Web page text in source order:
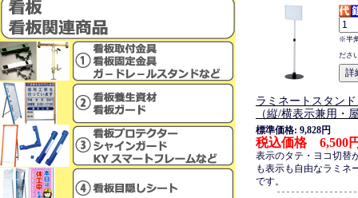
※半
ださ
ラミネートスタン
（縦/横表示兼用・
標準価格: 9,828円
税込価格 6,500
表示のタテ・ヨコ切替
も表示も自由なラミネ
です。